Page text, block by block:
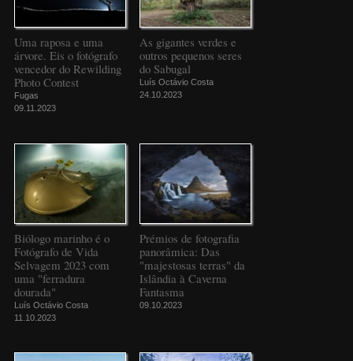
Uma raposa e uma
árvore. Eis o fotógrafo
vencedor do Rewilding
Photo Contest
Fugas
09.11.2023
As gigantes verdes e
outros pequenos seres
do Sabugal
Luís Octávio Costa
24.10.2023
Biólogo marinho é o
Fotógrafo de Vida
Selvagem 2023 com
uma "ferradura
dourada"
Luís Octávio Costa
11.10.2023
Prémios de fotografia
panorâmica: Das
"majestosas terras" da
Islândia à Caverna
Fantasma
09.10.2023